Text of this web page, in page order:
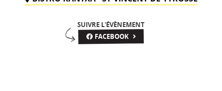
SUIVRE L'ÉVÈNEMENT
FACEBOOK